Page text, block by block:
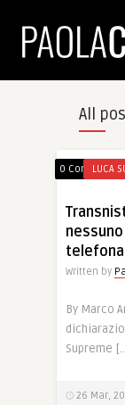
All
0 Comments
LUCA
Written by
By Marco
Supreme
26 Mar,